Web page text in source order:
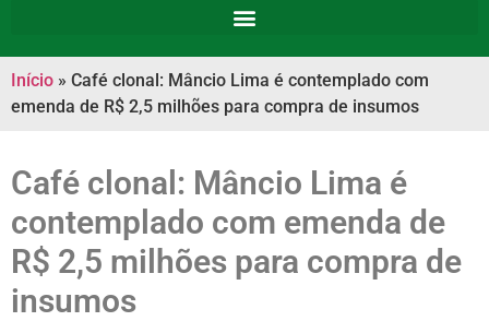
Início » Café clonal: Mâncio Lima é contemplado com
emenda de R$ 2,5 milhões para compra de insumos
Café clonal: Mâncio Lima é
contemplado com emenda de
R$ 2,5 milhões para compra de
insumos